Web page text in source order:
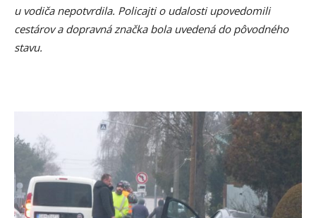
u vodiča nepotvrdila. Policajti o udalosti upovedomili
cestárov a dopravná značka bola uvedená do pôvodného
stavu.